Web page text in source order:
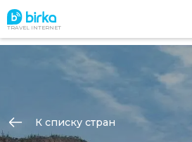
TRAVEL INTERNET
К списку стран